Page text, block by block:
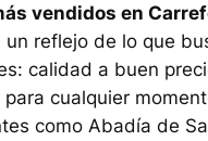
vendidos en
un reflejo de lo que
calidad a buen
cualquier
como Abadía de